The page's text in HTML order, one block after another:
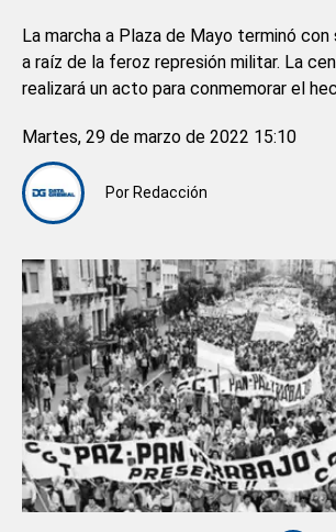
La marcha a Plaza de Mayo terminó
a raíz de la feroz represión militar. La
realizará un acto para conmemorar el
Por Redacción
Martes, 29 de marzo de 2022 15:10